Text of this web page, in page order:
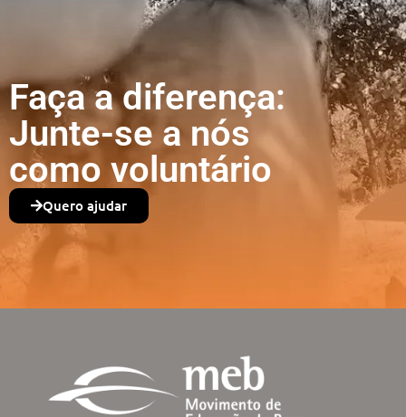
Faça a diferença:
Junte-se a nós
como voluntário
Quero ajudar